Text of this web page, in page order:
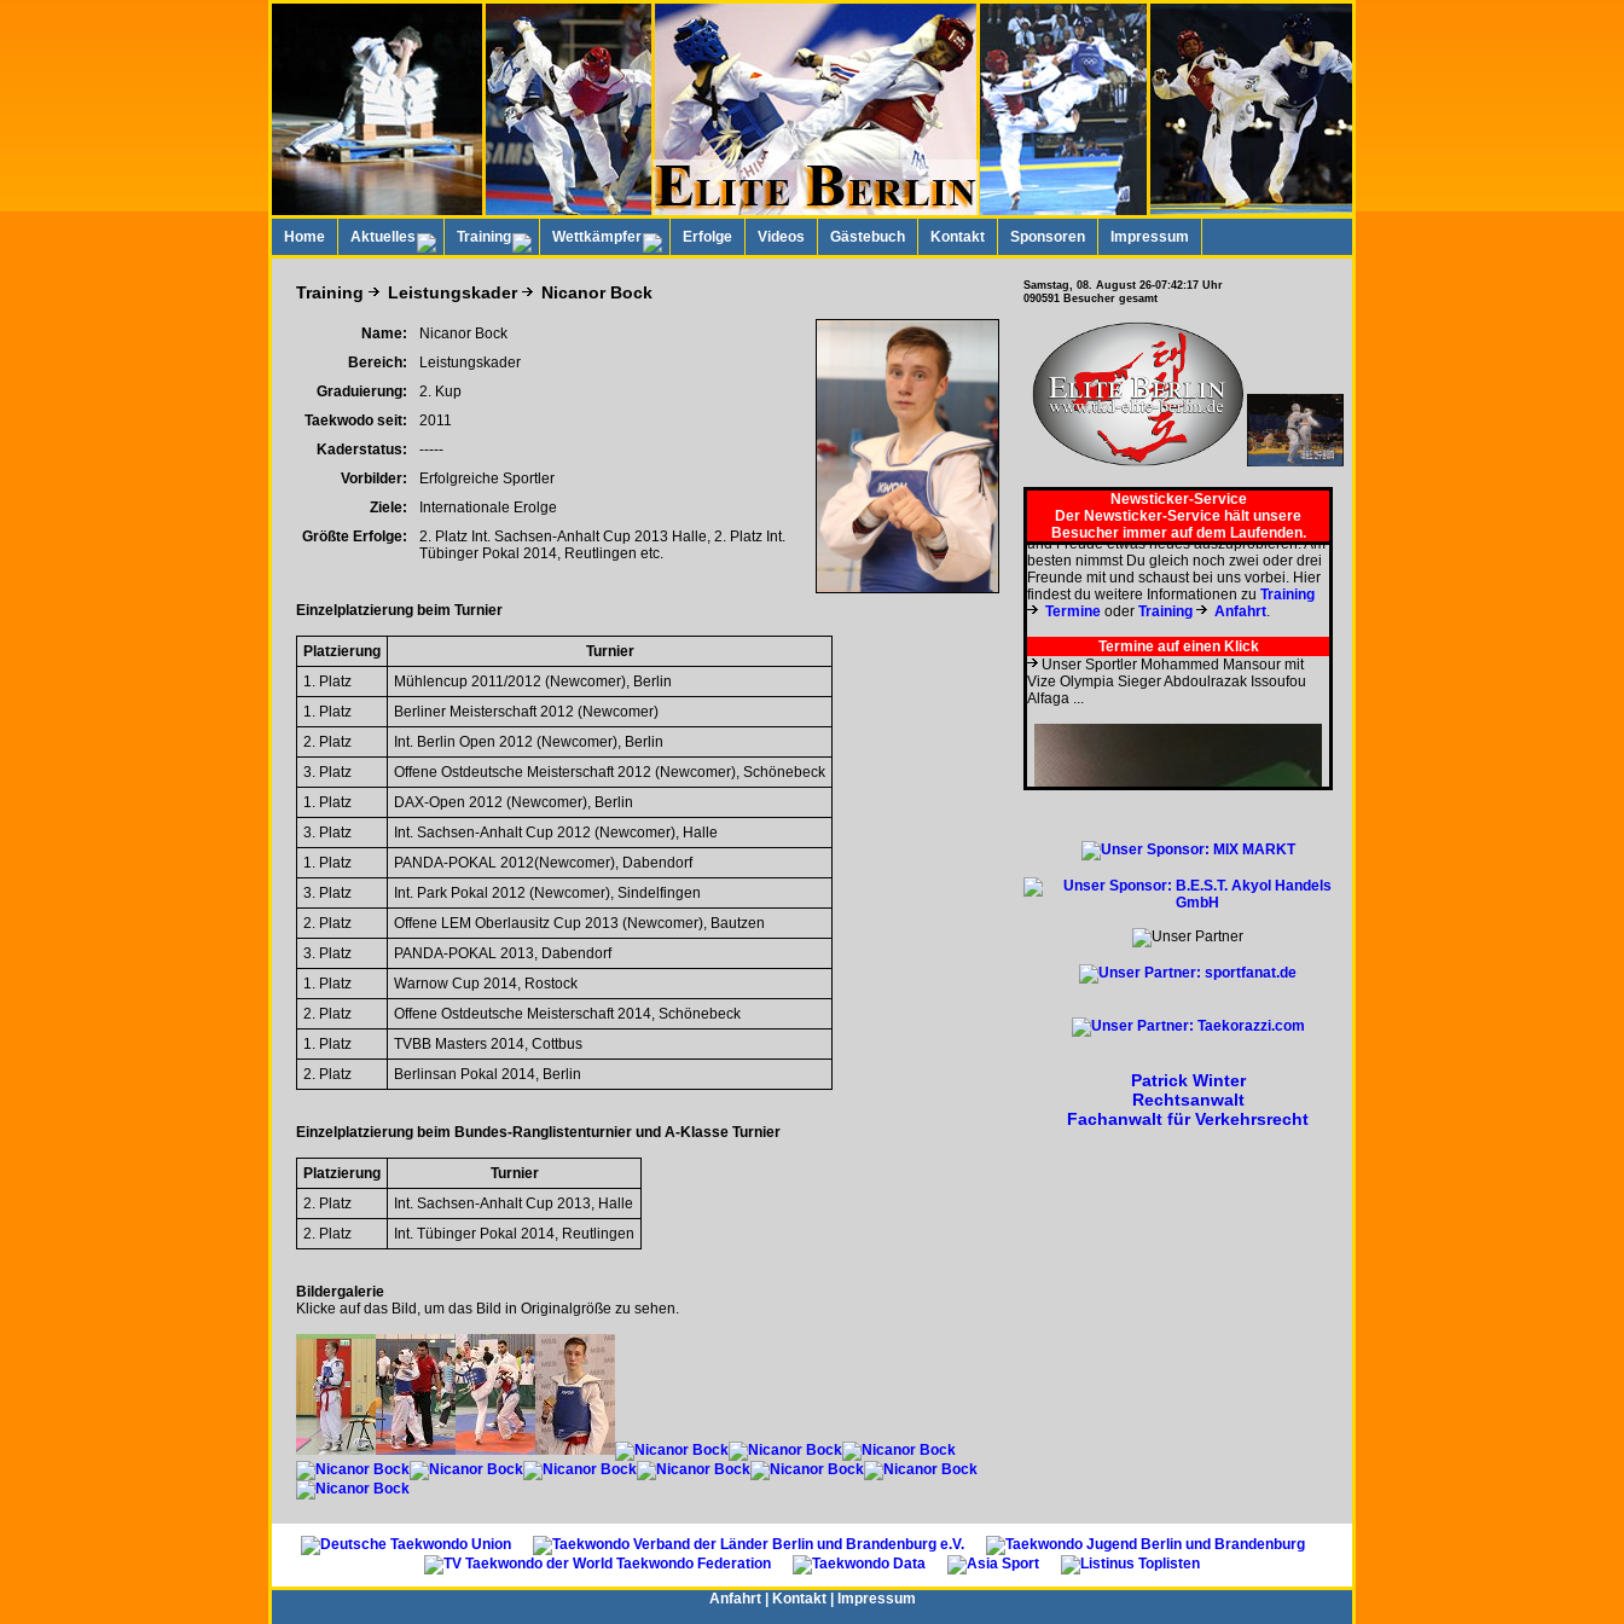
Home Aktuelles Training Wettkämpfer Erfolge Videos Gästebuch Kontakt Sponsoren Impressum
Training Leistungskader Nicanor Bock
Name:
Nicanor Bock
Bereich:
Leistungskader
Graduierung:
2. Kup
Taekwodo seit:
2011
Kaderstatus:
-----
Vorbilder:
Erfolgreiche Sportler
Ziele:
Internationale Erolge
Größte Erfolge:
2. Platz Int. Sachsen-Anhalt Cup 2013 Halle, 2. Platz Int.
Tübinger Pokal 2014, Reutlingen etc.
Einzelplatzierung beim Turnier
Platzierung
Turnier
1. Platz
Mühlencup 2011/2012 (Newcomer), Berlin
1. Platz
Berliner Meisterschaft 2012 (Newcomer)
2. Platz
Int. Berlin Open 2012 (Newcomer), Berlin
3. Platz
Offene Ostdeutsche Meisterschaft 2012 (Newcomer), Schönebeck
1. Platz
DAX-Open 2012 (Newcomer), Berlin
3. Platz
Int. Sachsen-Anhalt Cup 2012 (Newcomer), Halle
1. Platz
PANDA-POKAL 2012(Newcomer), Dabendorf
3. Platz
Int. Park Pokal 2012 (Newcomer), Sindelfingen
2. Platz
Offene LEM Oberlausitz Cup 2013 (Newcomer), Bautzen
3. Platz
PANDA-POKAL 2013, Dabendorf
1. Platz
Warnow Cup 2014, Rostock
2. Platz
Offene Ostdeutsche Meisterschaft 2014, Schönebeck
1. Platz
TVBB Masters 2014, Cottbus
2. Platz
Berlinsan Pokal 2014, Berlin
Einzelplatzierung beim Bundes-Ranglistenturnier und A-Klasse Turnier
Platzierung
Turnier
2. Platz
Int. Sachsen-Anhalt Cup 2013, Halle
2. Platz
Int. Tübinger Pokal 2014, Reutlingen
Bildergalerie
Klicke auf das Bild, um das Bild in Originalgröße zu sehen.
090591 Besucher gesamt
Newsticker-Service
Der Newsticker-Service hält unsere
Besucher immer auf dem Laufenden.
Gratis
Taekwondo Elite Berlin e.V. steht für
Kompetenz in Taekwondo und ermöglicht
jedem ein kostenloses und unverbindliches
Probetraining unter Anleitung des erfahrenen
und professionellen Wettkampftrainers Sven
Fröscher. Alles was Du brauchst sind Spaß
und Freude etwas neues auszuprobieren. Am
besten nimmst Du gleich noch zwei oder drei
Freunde mit und schaust bei uns vorbei. Hier
findest du weitere Informationen zuTraining
TermineoderTraining Anfahrt.
Termine auf einen Klick
Unser Sportler Mohammed Mansour mit
Vize Olympia Sieger Abdoulrazak Issoufou
Alfaga ...
Patrick Winter
Rechtsanwalt
Fachanwalt für Verkehrsrecht
Anfahrt| Kontakt| Impressum